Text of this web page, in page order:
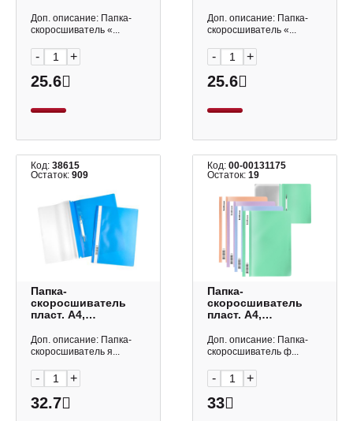
СТАММ
Доп. описание: Папка-
скоросшиватель «...
- +
25.6
СТАММ
Доп. описание: Папка-
скоросшиватель «...
- +
25.6
Код: 38615
Остаток: 909
Папка-
скоросшиватель
пласт. А4,
ASp_04302 Hatber
Доп. описание: Папка-
скоросшиватель я...
- +
32.7
Код:00-00131175
Остаток:19
Папка-
скоросшиватель
пласт. А4,
"Цветущая
нежность" ассорти
Доп. описание: Папка-
скоросшиватель ф...
- +
33